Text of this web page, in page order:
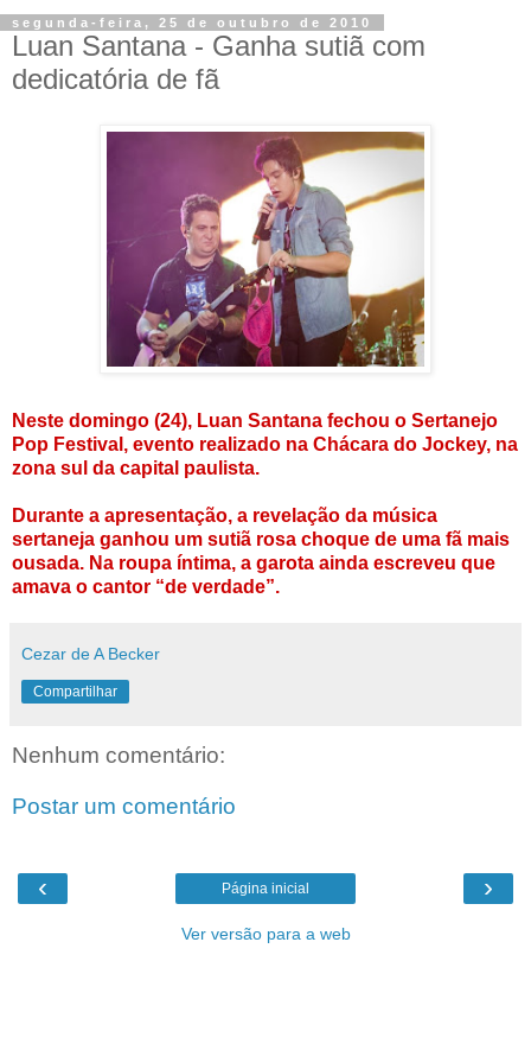
segunda-feira, 25 de outubro de 2010
Luan Santana - Ganha sutiã com
dedicatória de fã
Neste domingo (24), Luan Santana fechou o Sertanejo
Pop Festival, evento realizado na Chácara do Jockey, na
zona sul da capital paulista.
Durante a apresentação, a revelação da música
sertaneja ganhou um sutiã rosa choque de uma fã mais
ousada. Na roupa íntima, a garota ainda escreveu que
amava o cantor “de verdade”.
Cezar de A Becker
Compartilhar
Nenhum comentário:
Postar um comentário
‹ ›
Página inicial
Ver versão para a web